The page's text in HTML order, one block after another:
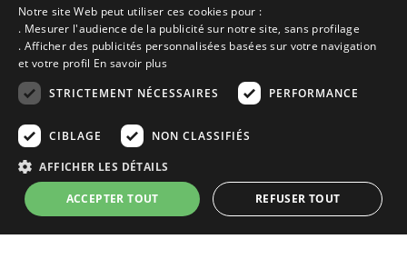
Découvrir les départements bretons
Qui sommes-nous ?
Espace propriétaire
Ma sélection
Blog
Mentions légales
Politique cookies
En partenariat avec Clévacances des Côtes d'Armor et du Finistère,
Clévacances est un label national de référence, réglementé par une charte
et grille de critères nationales pour certifier la qualité des hébergements
touristiques. C'est aussi un réseau de proximité avec une visite tous les 4
Notre site Web peut utiliser ces cookies pour :
. Mesurer l'audience de la publicité sur notre site, sans profilage
. Afficher des publicités personnalisées basées sur votre navigation
et votre profil En savoir plus
STRICTEMENT NÉCESSAIRES
PERFORMANCE
CIBLAGE NON CLASSIFIÉS
AFFICHER LES DÉTAILS
ACCEPTER TOUT REFUSER TOUT